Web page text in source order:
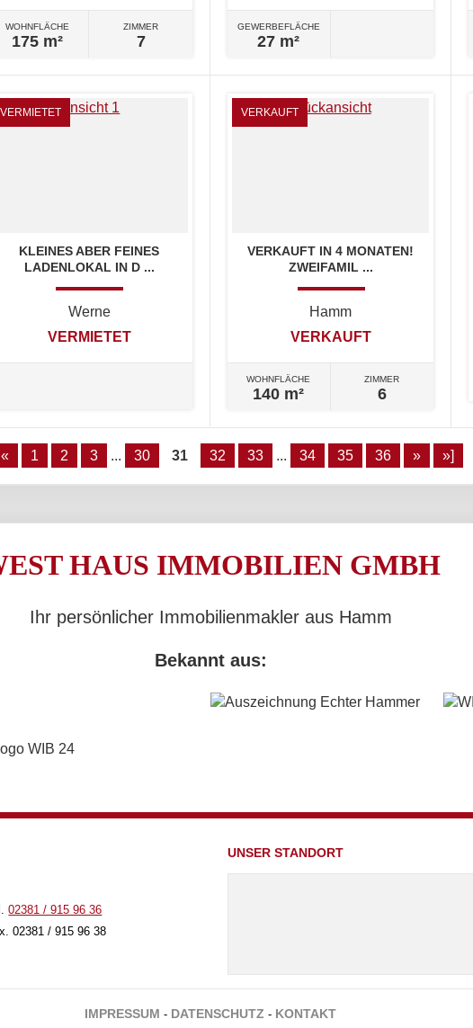
WOHNFLÄCHE
175 m²
ZIMMER
7
GEWERBEFLÄCHE
27 m²
VERMIETET
KLEINES ABER FEINES
LADENLOKAL IN D ...
Werne
VERMIETET
VERKAUFT
VERKAUFT IN 4 MONATEN!
ZWEIFAMIL ...
Hamm
VERKAUFT
WOHNFLÄCHE
140 m²
ZIMMER
6
« 1 2 3 ... 30 31 32 33 ... 34 35 36 » »]
HAUS IMMOBILIEN GMBH
Ihr persönlicher Immobilienmakler aus Hamm
Bekannt aus:
02381 / 915 96 36
02381 / 915 96 38
UNSER STANDORT
IMPRESSUM - DATENSCHUTZ - KONTAKT